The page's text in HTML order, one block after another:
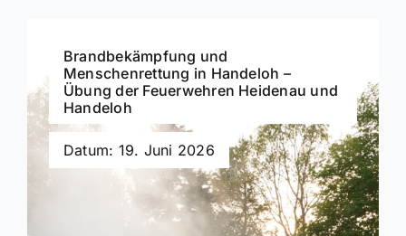
Brandbekämpfung und
Menschenrettung in Handeloh –
Übung der Feuerwehren Heidenau und
Handeloh
Datum: 19. Juni 2026